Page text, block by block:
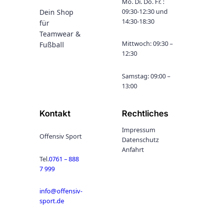
Dein Shop
für
Teamwear &
Fußball
09:30-12:30 und
14:30-18:30
Mittwoch: 09:30 –
12:30
Samstag: 09:00 –
13:00
Kontakt
Offensiv Sport
Tel.0761 – 888
7 999
info@offensiv-
sport.de
Rechtliches
Impressum
Datenschutz
Anfahrt